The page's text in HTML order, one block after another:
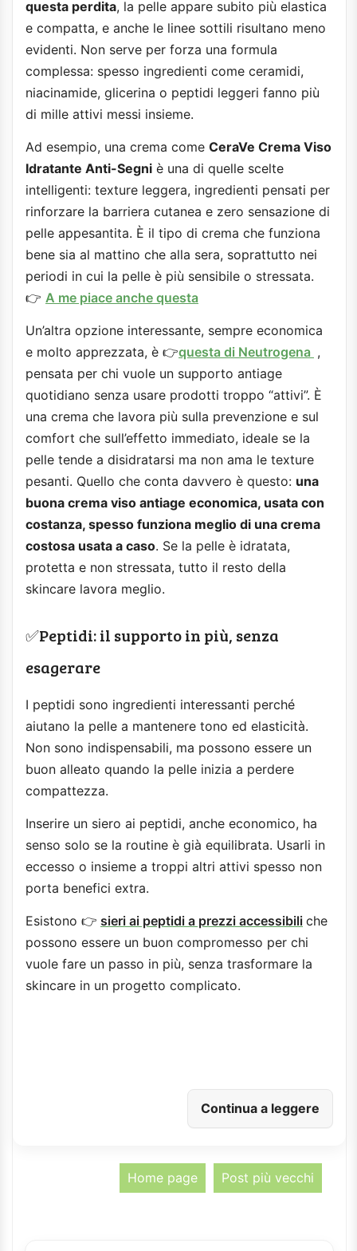
questa perdita, la pelle appare subito più elastica
e compatta, e anche le linee sottili risultano meno
evidenti. Non serve per forza una formula
complessa: spesso ingredienti come ceramidi,
niacinamide, glicerina o peptidi leggeri fanno più
di mille attivi messi insieme.
Ad esempio, una crema come CeraVe Crema Viso
Idratante Anti-Segni è una di quelle scelte
intelligenti: texture leggera, ingredienti pensati per
rinforzare la barriera cutanea e zero sensazione di
pelle appesantita. È il tipo di crema che funziona
bene sia al mattino che alla sera, soprattutto nei
periodi in cui la pelle è più sensibile o stressata.
👉 A me piace anche questa
Un’altra opzione interessante, sempre economica
e molto apprezzata, è 👉questa di Neutrogena ,
pensata per chi vuole un supporto antiage
quotidiano senza usare prodotti troppo “attivi”. È
una crema che lavora più sulla prevenzione e sul
comfort che sull’effetto immediato, ideale se la
pelle tende a disidratarsi ma non ama le texture
pesanti. Quello che conta davvero è questo: una
buona crema viso antiage economica, usata con
costanza, spesso funziona meglio di una crema
costosa usata a caso. Se la pelle è idratata,
protetta e non stressata, tutto il resto della
skincare lavora meglio.
✅Peptidi: il supporto in più, senza
esagerare
I peptidi sono ingredienti interessanti perché
aiutano la pelle a mantenere tono ed elasticità.
Non sono indispensabili, ma possono essere un
buon alleato quando la pelle inizia a perdere
compattezza.
Inserire un siero ai peptidi, anche economico, ha
senso solo se la routine è già equilibrata. Usarli in
eccesso o insieme a troppi altri attivi spesso non
porta benefici extra.
Esistono 👉 sieri ai peptidi a prezzi accessibili che
possono essere un buon compromesso per chi
vuole fare un passo in più, senza trasformare la
skincare in un progetto complicato.
Continua a leggere
Post più vecchi
Home page